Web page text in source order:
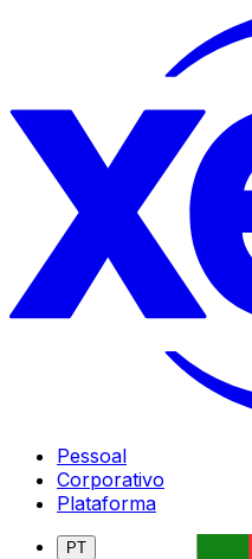
Pessoal
Corporativo
Plataforma
PT